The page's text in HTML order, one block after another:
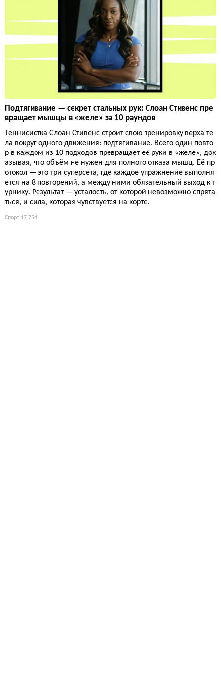
Подтягивание — секрет стальных рук: Слоан Стивенс пре
вращает мышцы в «желе» за 10 раундов
Теннисистка Слоан Стивенс строит свою тренировку верха те
ла вокруг одного движения: подтягивание. Всего один повто
р в каждом из 10 подходов превращает её руки в «желе», док
азывая, что объём не нужен для полного отказа мышц. Её пр
отокол — это три суперсета, где каждое упражнение выполня
ется на 8 повторений, а между ними обязательный выход к т
урнику. Результат — усталость, от которой невозможно спрята
ться, и сила, которая чувствуется на корте.
Спорт 17 754